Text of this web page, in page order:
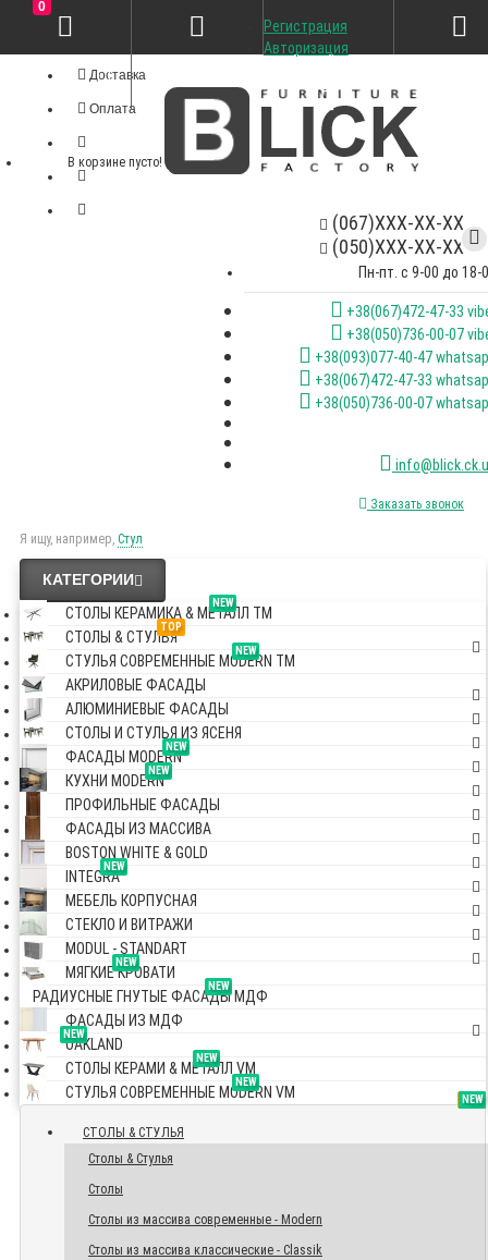
Доставка
Оплата
(067)XXX-XX-XX
(050)XXX-XX-XX
Пн-пт. с 9-00 до 18-
+38(067)472-47-33
+38(050)736-00-07
+38(093)077-40-47
+38(067)472-47-33
+38(050)736-00-07
Заказать звонок
Я ищу, например, Стул
Регистрация
Авторизация
0
В корзине пусто!
КАТЕГОРИИ
NEW
СТОЛЫ КЕРАМИКА & МЕТАЛЛ TM
TOP
СТОЛЫ & СТУЛЬЯ
NEW
СТУЛЬЯ СОВРЕМЕННЫЕ MODERN TM
АКРИЛОВЫЕ ФАСАДЫ
АЛЮМИНИЕВЫЕ ФАСАДЫ
СТОЛЫ И СТУЛЬЯ ИЗ ЯСЕНЯ
NEW
ФАСАДЫ MODERN
NEW
КУХНИ MODERN
ПРОФИЛЬНЫЕ ФАСАДЫ
ФАСАДЫ ИЗ МАССИВА
BOSTON WHITE & GOLD
NEW
INTEGRA
МЕБЕЛЬ КОРПУСНАЯ
СТЕКЛО И ВИТРАЖИ
MODUL - STANDART
NEW
МЯГКИЕ КРОВАТИ
NEW
РАДИУСНЫЕ ГНУТЫЕ ФАСАДЫ МДФ
ФАСАДЫ ИЗ МДФ
NEW
OAKLAND
NEW
СТОЛЫ КЕРАМИ & МЕТАЛЛ VM
NEW
СТУЛЬЯ СОВРЕМЕННЫЕ MODERN VM TOP
СТОЛЫ & СТУЛЬЯ
Столы & Стулья
Столы
Столы из массива современные - Modern
Столы из массива классические - Classik
NEW
NEW
NEW